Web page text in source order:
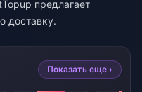
предлагает
доставку.
Показать еще ›